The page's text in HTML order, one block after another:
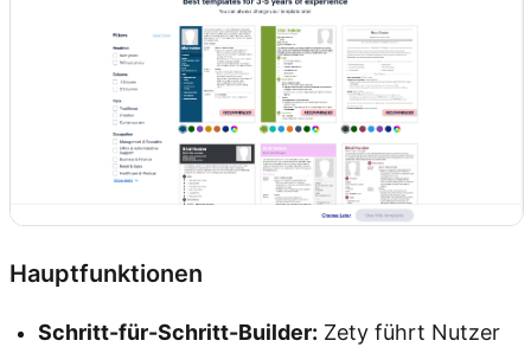
Hauptfunktionen
Schritt-für-Schritt-Builder: Zety führt Nutzer